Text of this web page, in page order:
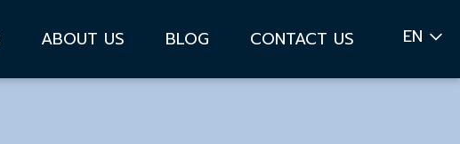
ABOUT US BLOG CONTACT US EN